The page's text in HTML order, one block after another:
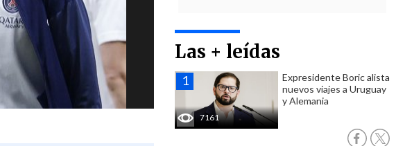
Las + leídas
7161
Expresidente Boric alista
nuevos viajes a Uruguay
y Alemania